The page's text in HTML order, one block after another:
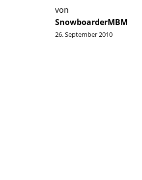
von
SnowboarderMBM
26. September 2010